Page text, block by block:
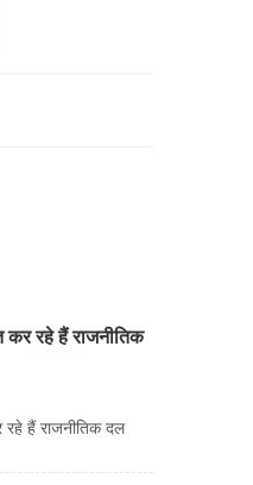
कर रहे हैं राजनीतिक
रहे हैं राजनीतिक दल